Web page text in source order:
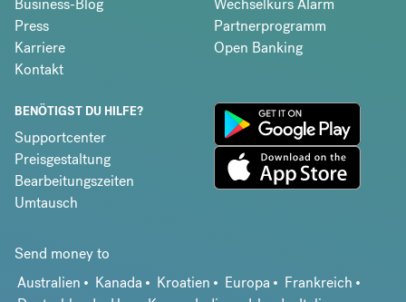
Business-Blog
Press
Karriere
Kontakt
Wechselkurs Alarm
Partnerprogramm
Open Banking
BENÖTIGST DU HILFE?
Supportcenter
Preisgestaltung
Bearbeitungszeiten
Umtausch
Send money to
Australien
Kanada Kroatien Europa
Frankreich